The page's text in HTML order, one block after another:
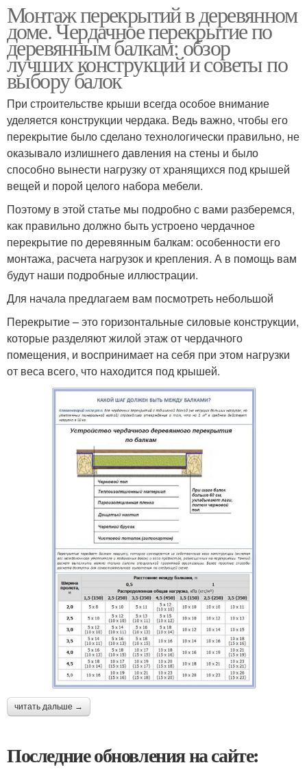
Монтаж перекрытий в деревянном
доме. Чердачное перекрытие по
деревянным балкам: обзор
лучших конструкций и советы по
выбору балок
При строительстве крыши всегда особое внимание
уделяется конструкции чердака. Ведь важно, чтобы его
перекрытие было сделано технологически правильно, не
оказывало излишнего давления на стены и было
способно вынести нагрузку от хранящихся под крышей
вещей и порой целого набора мебели.
Поэтому в этой статье мы подробно с вами разберемся,
как правильно должно быть устроено чердачное
перекрытие по деревянным балкам: особенности его
монтажа, расчета нагрузок и крепления. А в помощь вам
будут наши подробные иллюстрации.
Для начала предлагаем вам посмотреть небольшой
Перекрытие – это горизонтальные силовые конструкции,
которые разделяют жилой этаж от чердачного
помещения, и воспринимает на себя при этом нагрузки
от веса всего, что находится под крышей.
читать дальше →
Последние обновления на сайте: